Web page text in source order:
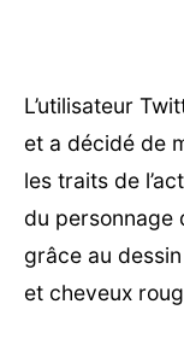
L’utilisateur
et a décidé de
les traits de
du personnage
grâce au
et cheveux